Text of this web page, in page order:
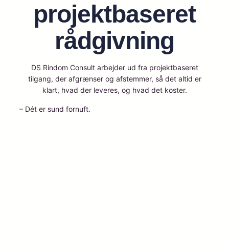
projektbaseret
rådgivning
DS Rindom Consult arbejder ud fra projektbaseret
tilgang, der afgrænser og afstemmer, så det altid er
klart, hvad der leveres, og hvad det koster.
– Dét er sund fornuft.